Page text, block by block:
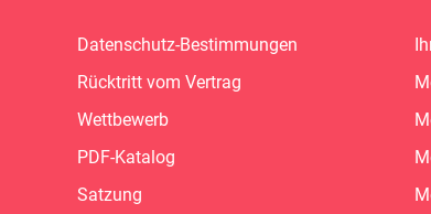
Datenschutz-Bestimmungen
Rücktritt vom Vertrag
Wettbewerb
PDF-Katalog
Satzung